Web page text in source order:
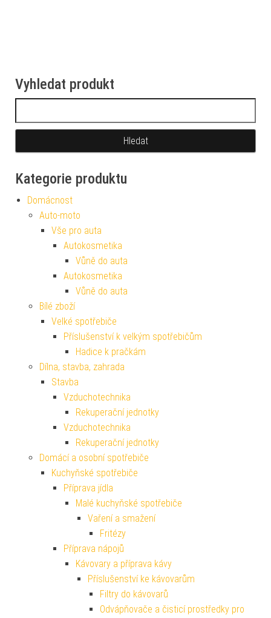
Vyhledat produkt
Kategorie produktu
Domácnost
Auto-moto
Vše pro auta
Autokosmetika
Vůně do auta
Autokosmetika
Vůně do auta
Bílé zboží
Velké spotřebiče
Příslušenství k velkým spotřebičům
Hadice k pračkám
Dílna, stavba, zahrada
Stavba
Vzduchotechnika
Rekuperační jednotky
Vzduchotechnika
Rekuperační jednotky
Domácí a osobní spotřebiče
Kuchyňské spotřebiče
Příprava jídla
Malé kuchyňské spotřebiče
Vaření a smažení
Fritézy
Příprava nápojů
Kávovary a příprava kávy
Příslušenství ke kávovarům
Filtry do kávovarů
Odvápňovače a čisticí prostředky pro